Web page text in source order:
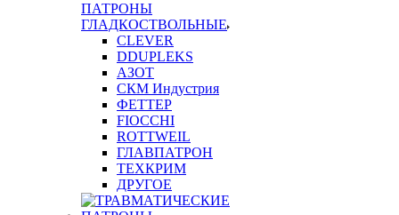
ПАТРОНЫ
ГЛАДКОСТВОЛЬНЫЕ
CLEVER
DDUPLEKS
АЗОТ
СКМ Индустрия
ФЕТТЕР
FIOCCHI
ROTTWEIL
ГЛАВПАТРОН
ТЕХКРИМ
ДРУГОЕ